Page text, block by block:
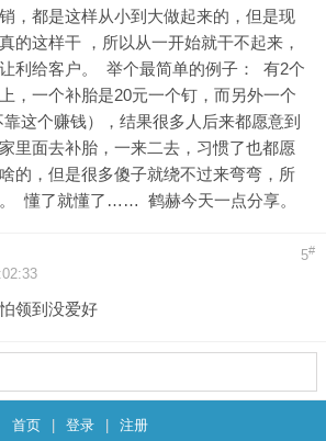
，都是这样从小到大做起来的，但是现
的这样干 ，所以从一开始就干不起来，
利给客户。 举个最简单的例子： 有2个
，一个补胎是20元一个钉，而另外一个
这个赚钱），结果很多人后来都愿意到
里面去补胎，一来二去，习惯了也都愿
的，但是很多傻子就绕不过来弯弯，所
懂了就懂了…… 鹤赫今天一点分享。
5#
领到没爱好
首页 登录 注册